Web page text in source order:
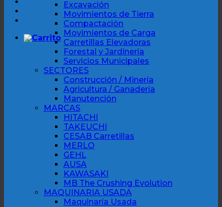
Excavación
Movimientos de Tierra
Compactación
Movimientos de Carga
Carretillas Elevadoras
Forestal y Jardinería
Servicios Municipales
SECTORES
Construcción / Minería
Agricultura / Ganadería
Manutención
MARCAS
HITACHI
TAKEUCHI
CESAB Carretillas
MERLO
GEHL
AUSA
KAWASAKI
MB The Crushing Evolution
MAQUINARIA USADA
Maquinaría Usada